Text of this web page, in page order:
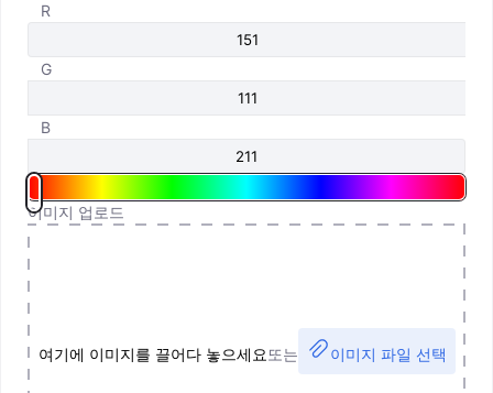
R
G
B
이미지 업로드
여기에 이미지를 끌어다 놓으세요 또는 이미지 파일 선택